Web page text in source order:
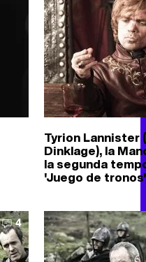
Tyrion Lannister
Dinklage), la
la segunda
'Juego de tronos'
4